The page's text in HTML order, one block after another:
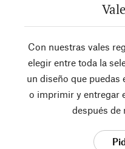
Con nuestras vales
elegir entre toda la
un diseño que
o imprimir y entregar
después de